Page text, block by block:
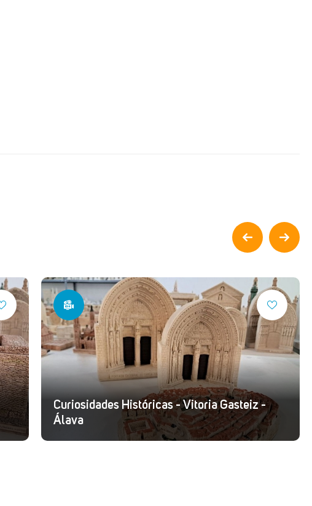
Curiosidades Históricas - Vitoria Gasteiz -
Álava